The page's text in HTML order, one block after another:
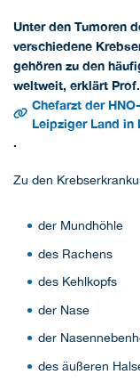
Unter den Tumoren
verschiedene
gehören zu den
weltweit, erklärt
Chefarzt der
Leipziger Land in
.
Zu den
der Mundhöhle
des Rachens
des Kehlkopfs
der Nase
der
des äußeren